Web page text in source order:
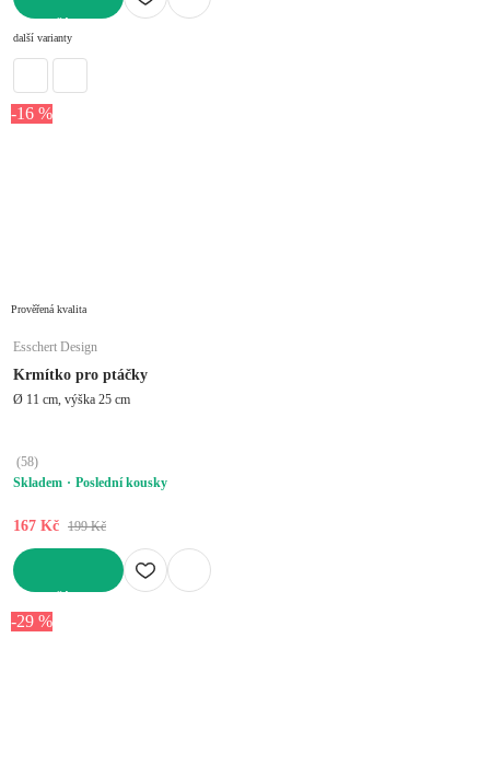
další varianty
-16 %
Prověřená kvalita
Esschert Design
Krmítko pro ptáčky
Ø 11 cm, výška 25 cm
(58)
Skladem
Poslední kousky
167 Kč 199 Kč
-29 %